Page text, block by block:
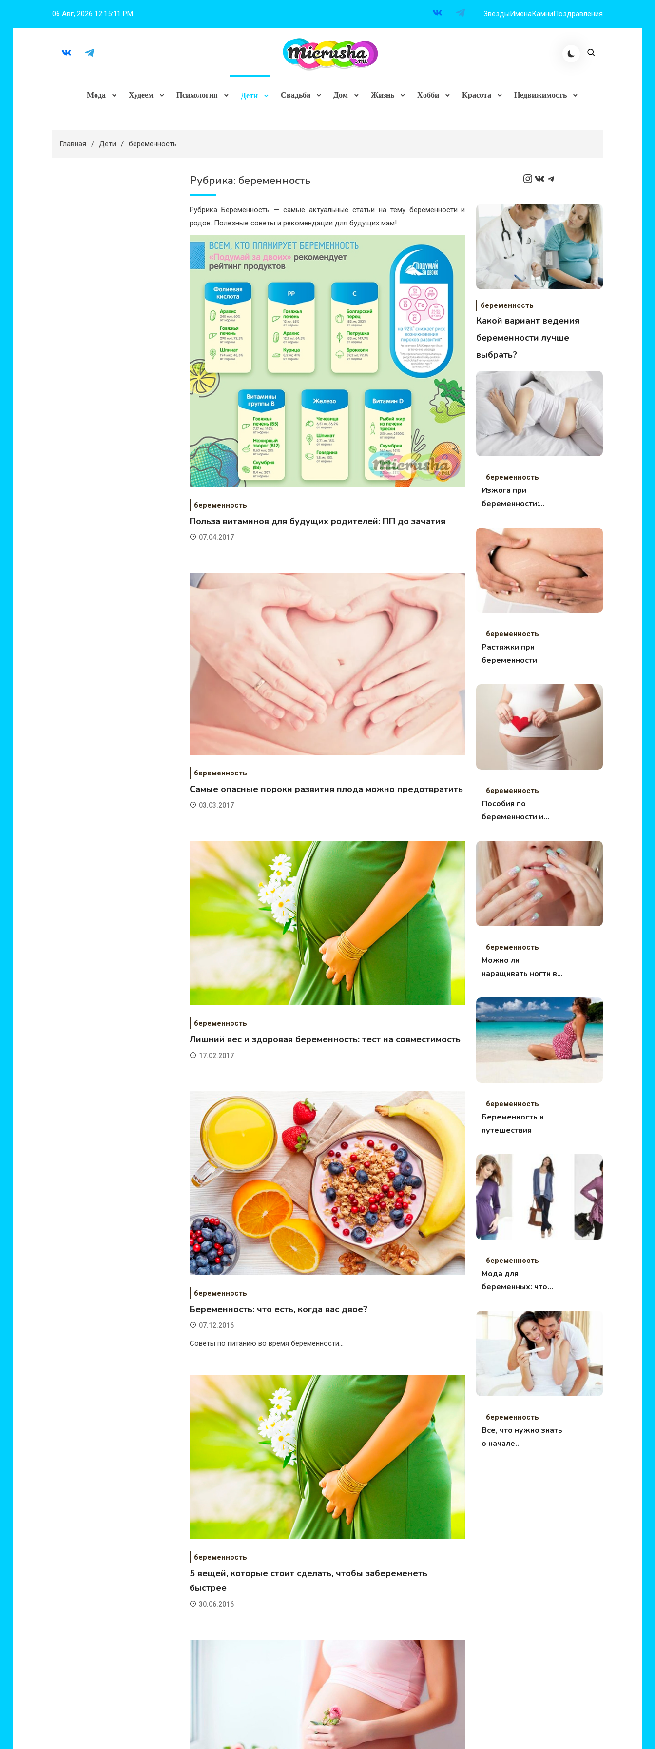
06 Авг, 2026 12:15:13 PM ЗвездыИменаКамниПоздравления
Мода Худеем Психология Дети Свадьба Дом Жизнь Хобби Красота Недвижимость
Главная Дети беременность
Рубрика: беременность
Рубрика Беременность — самые актуальные статьи на тему беременности и
родов. Полезные советы и рекомендации для будущих мам!
беременность
Польза витаминов для будущих родителей: ПП до зачатия
07.04.2017
беременность
Самые опасные пороки развития плода можно предотвратить
03.03.2017
беременность
Лишний вес и здоровая беременность: тест на совместимость
17.02.2017
беременность
Беременность: что есть, когда вас двое?
07.12.2016
Советы по питанию во время беременности…
беременность
5 вещей, которые стоит сделать, чтобы забеременеть
быстрее
30.06.2016
Instagram
ВКонтакте
Telegram
беременность
Какой вариант ведения
беременности лучше
выбрать?
беременность
Изжога при
беременности:
беременность
Растяжки при
беременности
беременность
Пособия по
беременности и
беременность
Можно ли
наращивать ногти во
беременности?
беременность
Беременность и
путешествия
беременность
Мода для
беременных: что
беременность
Все, что нужно знать
о начале